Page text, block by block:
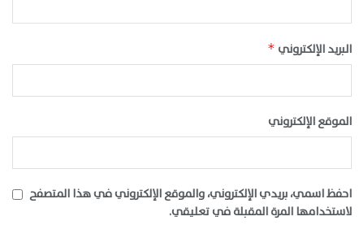
البريد الإلكتروني *
الموقع الإلكتروني
احفظ اسمي، بريدي الإلكتروني، والموقع الإلكتروني في هذا المتصفح
لاستخدامها المرة المقبلة في تعليقي.